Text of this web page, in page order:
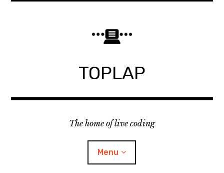
TOPLAP
The home of live coding
Menu